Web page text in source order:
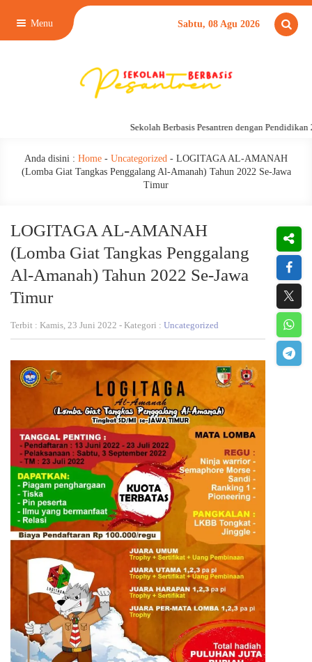
Menu Sabtu, 08 Agu 2026
Sekolah Berbasis Pesantren dengan Pendidikan 24
Anda disini : Home - Uncategorized - LOGITAGA AL-AMANAH
(Lomba Giat Tangkas Penggalang Al-Amanah) Tahun 2022 Se-Jawa
Timur
LOGITAGA AL-AMANAH
(Lomba Giat Tangkas Penggalang
Al-Amanah) Tahun 2022 Se-Jawa
Timur
Terbit : Kamis, 23 Juni 2022 - Kategori : Uncategorized